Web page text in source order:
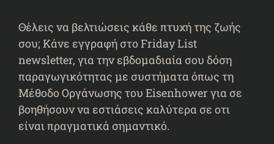
Θέλεις να βελτιώσεις κάθε πτυχή της ζωής
σου; Κάνε εγγραφή στο Friday List
newsletter, για την εβδομαδιαία σου δόση
παραγωγικότητας με συστήματα όπως τη
Μέθοδο Οργάνωσης του Eisenhower για σε
βοηθήσουν να εστιάσεις καλύτερα σε οτι
είναι πραγματικά σημαντικό.